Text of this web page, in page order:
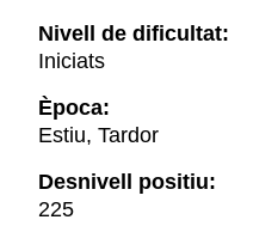
Nivell de dificultat:
Iniciats
Època:
Estiu, Tardor
Desnivell positiu:
225